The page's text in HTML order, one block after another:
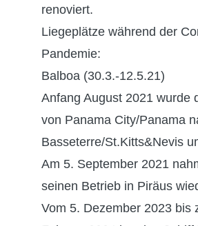
renoviert.
Liegeplätze während der
Pandemie:
Balboa (30.3.-12.5.21)
Anfang August 2021 wurde
von Panama City/Panama
Basseterre/St.Kitts&Nevis
Am 5. September 2021
seinen Betrieb in Piräus
Vom 5. Dezember 2023 bis